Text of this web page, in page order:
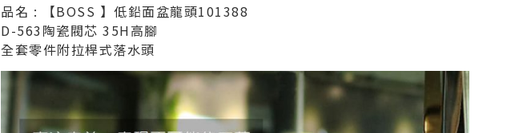
品名 : 【BOSS 】低鉛面盆龍頭101388
D-563陶瓷閥芯 35H高腳
全套零件附拉桿式落水頭